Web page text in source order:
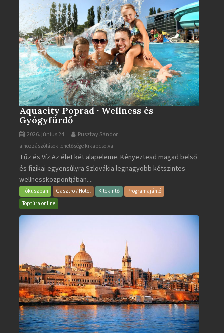
Aquacity Poprad · Wellness és
Gyógyfürdő
2026. június 24. Pusztay Sándor
Aquacity
Poprad
·
Wellness
és
Gyógyfürdő
a hozzászólások lehetősége kikapcsolva
Tűz és Víz.Az élet két alapeleme. Kényeztesd magad belső
és fizikai egyensúlyra Szlovákia legnagyobb kétszintes
wellnessközpontjában....
Fókuszban Gasztro / Hotel Kitekintő
Programajánló
Toptúra online